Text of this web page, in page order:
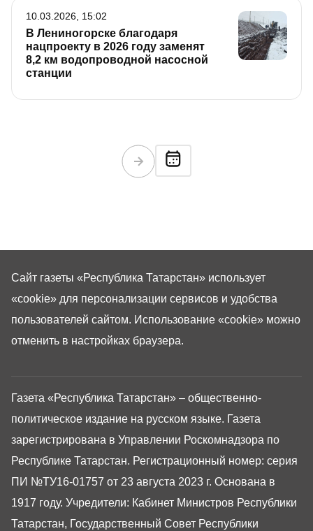
В Лениногорске благодаря
нацпроекту в 2026 году заменят
8,2 км водопроводной насосной
станции
10.03.2026, 15:02
Газета «Республика Татарстан» – общественно-
политическое издание на русском языке. Газета
зарегистрирована в Управлении Роскомнадзора по
Республике Татарстан. Регистрационный номер: серия
ПИ №ТУ16-01757 от 23 августа 2023 г. Основана в
1917 году. Учредители: Кабинет Министров Республики
Татарстан, Государственный Совет Республики
Сайт газеты «Республика Татарстан» использует
«cookie» для персонализации сервисов и удобства
пользователей сайтом. Использование «cookie» можно
отменить в настройках браузера.